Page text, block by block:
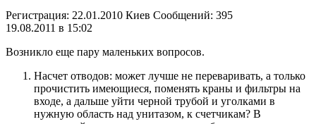
Регистрация: 22.01.2010 Киев Сообщений: 395
19.08.2011 в 15:02
Возникло еще пару маленьких вопросов.
Насчет отводов: может лучше не переваривать, а только
прочистить имеющиеся, поменять краны и фильтры на
входе, а дальше уйти черной трубой и уголками в
нужную область над унитазом, к счетчикам? В